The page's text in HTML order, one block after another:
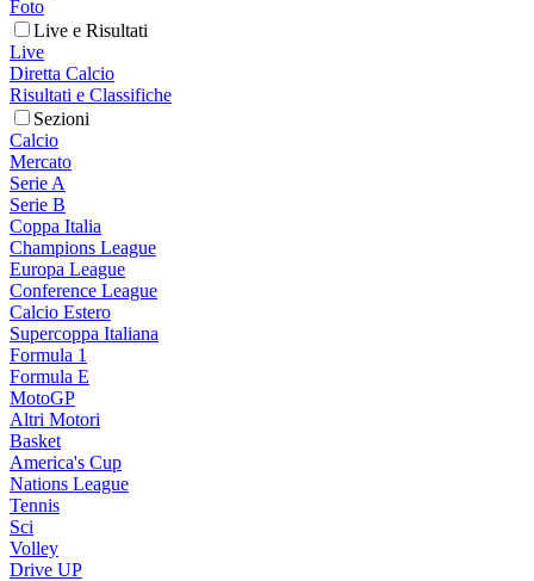
Foto
Live e Risultati
Live
Diretta Calcio
Risultati e Classifiche
Sezioni
Calcio
Mercato
Serie A
Serie B
Coppa Italia
Champions League
Europa League
Conference League
Calcio Estero
Supercoppa Italiana
Formula 1
Formula E
MotoGP
Altri Motori
Basket
America's Cup
Nations League
Tennis
Sci
Volley
Drive UP